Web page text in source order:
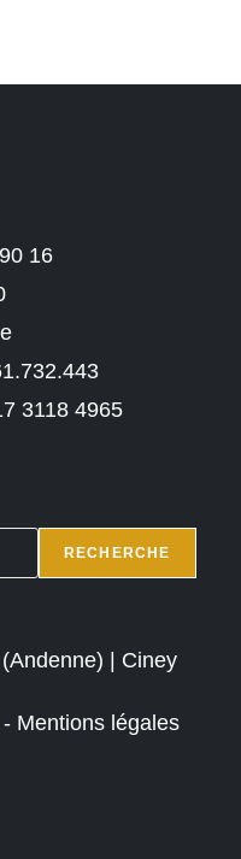
16
3118 4965
RECHERCHE
| Ciney
Mentions légales